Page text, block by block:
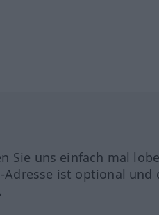
Sie uns einfach mal
Adresse ist optional und